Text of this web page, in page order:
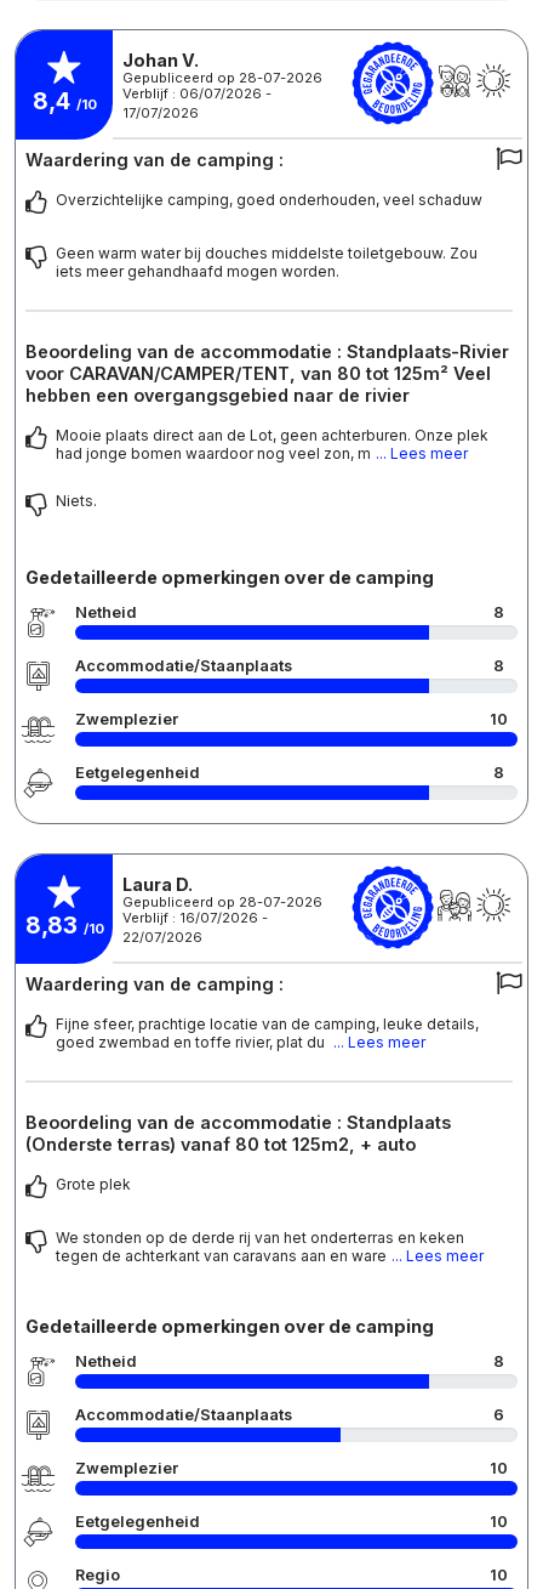
8,4 /10
Johan V.
Gepubliceerd op 28-07-2026
Verblijf : 06/07/2026 -
17/07/2026
Waardering van de camping :
Overzichtelijke camping, goed onderhouden, veel schaduw
Geen warm water bij douches middelste toiletgebouw. Zou
iets meer gehandhaafd mogen worden.
Beoordeling van de accommodatie : Standplaats-Rivier
voor CARAVAN/CAMPER/TENT, van 80 tot 125m² Veel
hebben een overgangsgebied naar de rivier
Mooie plaats direct aan de Lot, geen achterburen. Onze plek
had jonge bomen waardoor nog veel zon, m ... Lees meer
Niets.
Gedetailleerde opmerkingen over de camping
Netheid 8
Accommodatie/Staanplaats 8
Zwemplezier 10
Eetgelegenheid 8
8,83 /10
Laura D.
Gepubliceerd op 28-07-2026
Verblijf : 16/07/2026 -
22/07/2026
Waardering van de camping :
Fijne sfeer, prachtige locatie van de camping, leuke details,
goed zwembad en toffe rivier, plat du ... Lees meer
Beoordeling van de accommodatie : Standplaats
(Onderste terras) vanaf 80 tot 125m2, + auto
Grote plek
We stonden op de derde rij van het onderterras en keken
tegen de achterkant van caravans aan en ware ... Lees meer
Gedetailleerde opmerkingen over de camping
Netheid 8
Accommodatie/Staanplaats 6
Zwemplezier 10
Eetgelegenheid 10
Regio 10